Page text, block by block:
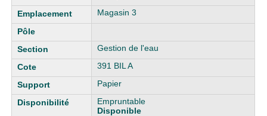
Magasin 3
Gestion de l'eau
391 BIL A
Papier
Empruntable
Disponible